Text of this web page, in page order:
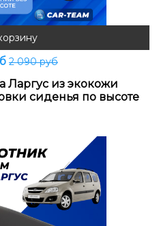
2 090 руб
Ларгус из экокожи
сиденья по высоте